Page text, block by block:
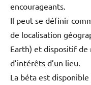
encourageants.
Il peut se définir
de localisation
Earth) et dispositif
d’intérêts d’un lieu.
La béta est disponible